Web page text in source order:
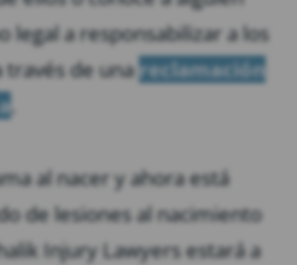
legal a responsabilizar a los
de unareclamación
al nacer y ahora está
de lesiones al nacimiento
Injury Lawyers estará a